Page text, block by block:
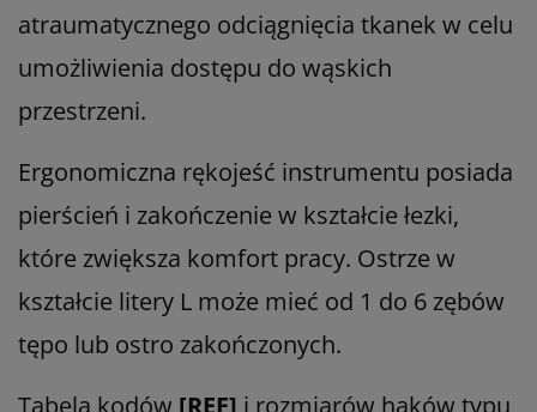
atraumatycznego odciągnięcia tkanek w celu
umożliwienia dostępu do wąskich
przestrzeni.
Ergonomiczna rękojeść instrumentu posiada
pierścień i zakończenie w kształcie łezki,
które zwiększa komfort pracy. Ostrze w
kształcie litery L może mieć od 1 do 6 zębów
tępo lub ostro zakończonych.